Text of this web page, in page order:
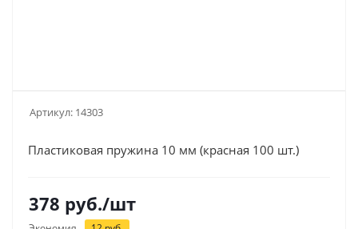
Артикул: 14303
Пластиковая пружина 10 мм (красная 100 шт.)
378 руб./шт